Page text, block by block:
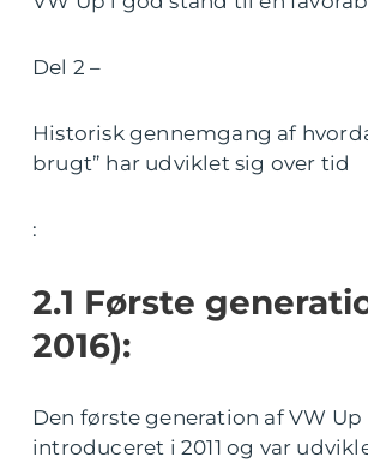
Del 2 –
Historisk gennemgang af
brugt” har udviklet sig over tid
:
2.1 Første
2016):
Den første generation af VW Up
introduceret i 2011 og var